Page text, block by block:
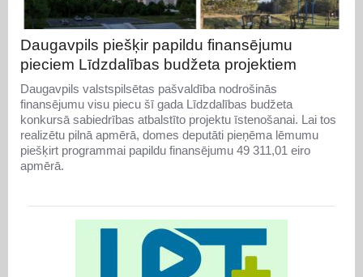
Daugavpils piešķir papildu finansējumu
pieciem Līdzdalības budžeta projektiem
Daugavpils valstspilsētas pašvaldība nodrošinās
finansējumu visu piecu šī gada Līdzdalības budžeta
konkursā sabiedrības atbalstīto projektu īstenošanai. Lai tos
realizētu pilnā apmērā, domes deputāti pieņēma lēmumu
piešķirt programmai papildu finansējumu 49 311,01 eiro
apmērā.